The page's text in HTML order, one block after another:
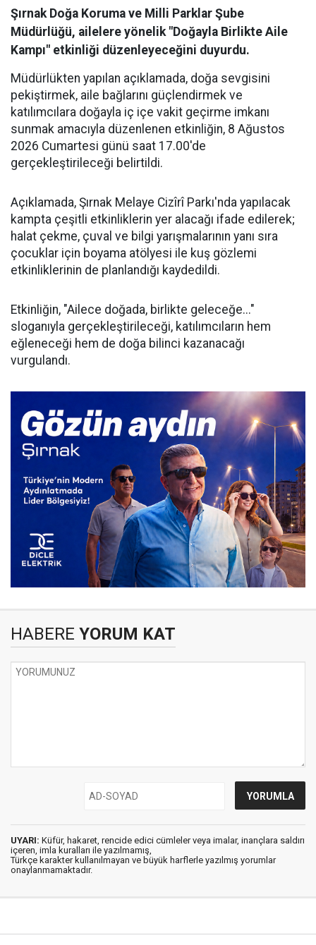
Şırnak Doğa Koruma ve Milli Parklar Şube
Müdürlüğü, ailelere yönelik "Doğayla Birlikte Aile
Kampı" etkinliği düzenleyeceğini duyurdu.
Müdürlükten yapılan açıklamada, doğa sevgisini
pekiştirmek, aile bağlarını güçlendirmek ve
katılımcılara doğayla iç içe vakit geçirme imkanı
sunmak amacıyla düzenlenen etkinliğin, 8 Ağustos
2026 Cumartesi günü saat 17.00'de
gerçekleştirileceği belirtildi.
​Açıklamada, Şırnak Melaye Cizîrî Parkı'nda yapılacak
kampta çeşitli etkinliklerin yer alacağı ifade edilerek;
halat çekme, çuval ve bilgi yarışmalarının yanı sıra
çocuklar için boyama atölyesi ile kuş gözlemi
etkinliklerinin de planlandığı kaydedildi.
​Etkinliğin, "Ailece doğada, birlikte geleceğe..."
sloganıyla gerçekleştirileceği, katılımcıların hem
eğleneceği hem de doğa bilinci kazanacağı
vurgulandı.
HABERE YORUM KAT
UYARI: Küfür, hakaret, rencide edici cümleler veya imalar, inançlara saldırı
içeren, imla kuralları ile yazılmamış,
Türkçe karakter kullanılmayan ve büyük harflerle yazılmış yorumlar
onaylanmamaktadır.